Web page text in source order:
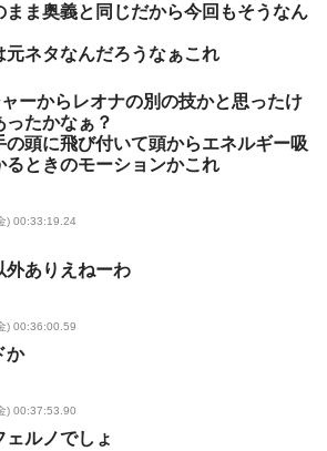
まま奥義と同じだから今回もそうなん
元ネタなんだろうなぁこれ
ーからレオナの別の技かと思ったけ
ったかなぁ？
の頭に飛び付いて頭からエネルギー吸
るときのモーションかこれ
) 00:33:19.24
外ありえねーわ
) 00:36:00.59
か
) 00:37:53.90
ルノでしょ